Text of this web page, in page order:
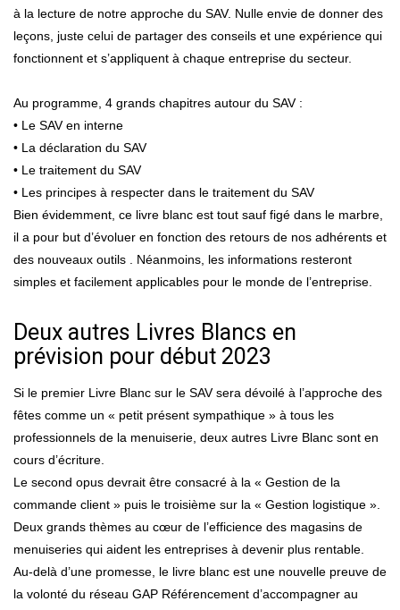
à la lecture de notre approche du SAV. Nulle envie de donner des
leçons, juste celui de partager des conseils et une expérience qui
fonctionnent et s’appliquent à chaque entreprise du secteur.
Au programme, 4 grands chapitres autour du SAV :
• Le SAV en interne
• La déclaration du SAV
• Le traitement du SAV
• Les principes à respecter dans le traitement du SAV
Bien évidemment, ce livre blanc est tout sauf figé dans le marbre,
il a pour but d’évoluer en fonction des retours de nos adhérents et
des nouveaux outils . Néanmoins, les informations resteront
simples et facilement applicables pour le monde de l’entreprise.
Deux autres Livres Blancs en
prévision pour début 2023
Si le premier Livre Blanc sur le SAV sera dévoilé à l’approche des
fêtes comme un « petit présent sympathique » à tous les
professionnels de la menuiserie, deux autres Livre Blanc sont en
cours d’écriture.
Le second opus devrait être consacré à la « Gestion de la
commande client » puis le troisième sur la « Gestion logistique ».
Deux grands thèmes au cœur de l’efficience des magasins de
menuiseries qui aident les entreprises à devenir plus rentable.
Au-delà d’une promesse, le livre blanc est une nouvelle preuve de
la volonté du réseau GAP Référencement d’accompagner au